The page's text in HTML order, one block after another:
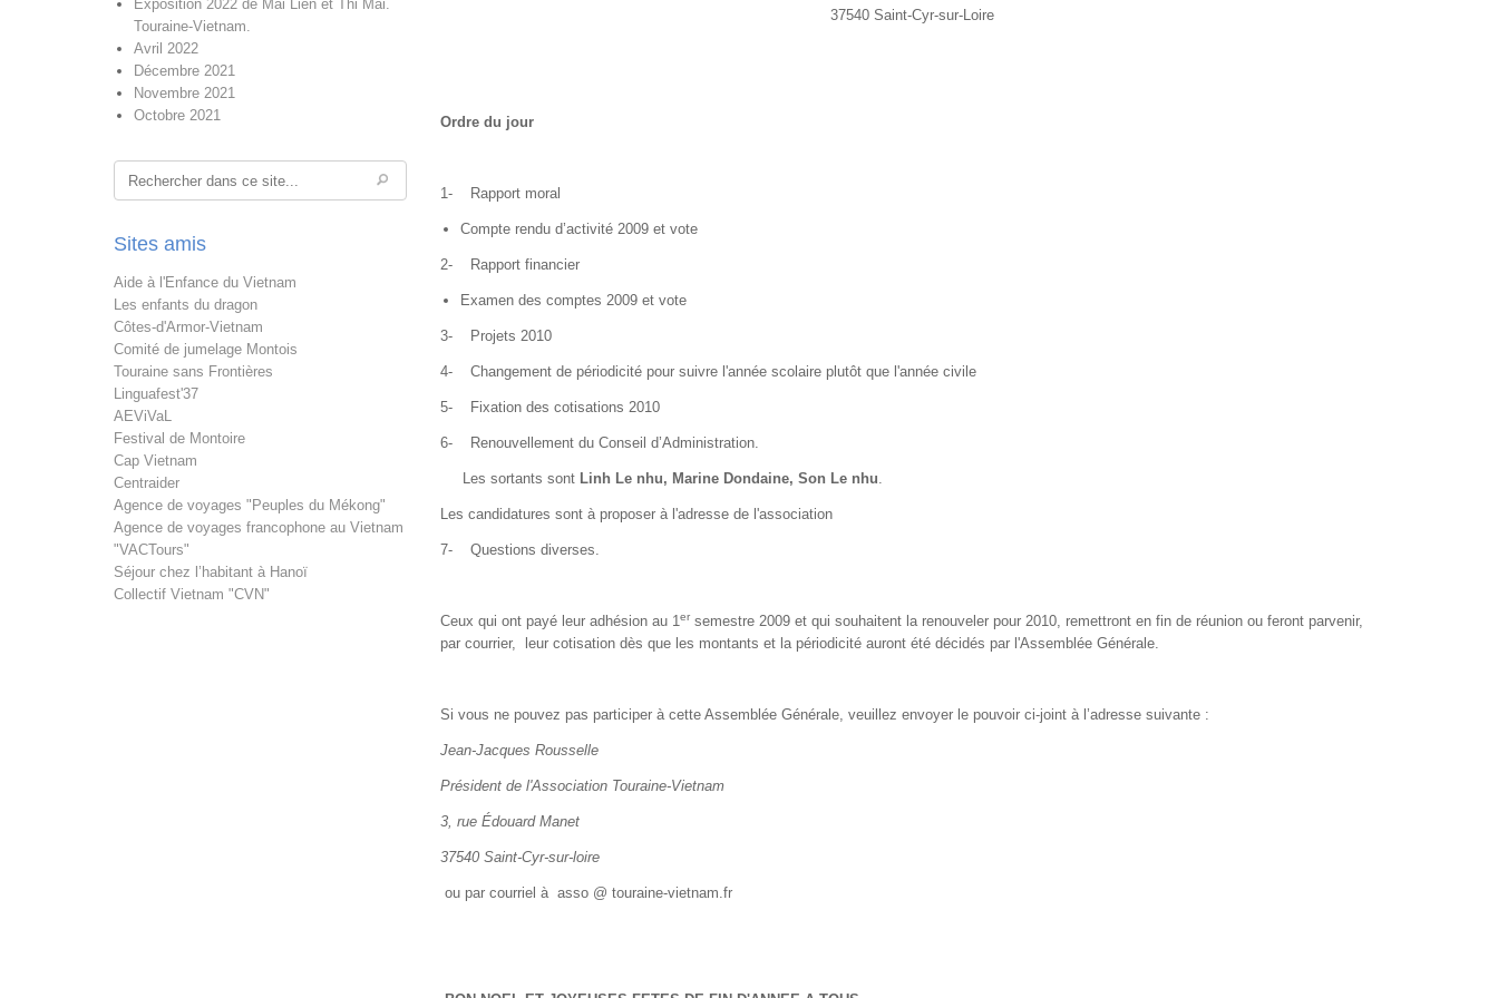
Exposition 2022 de Mai Lien et Thi Mai.
Touraine-Vietnam.
Avril 2022
Décembre 2021
Novembre 2021
Octobre 2021
Rechercher
Sites amis
Aide à l'Enfance du Vietnam
Les enfants du dragon
Côtes-d'Armor-Vietnam
Comité de jumelage Montois
Touraine sans Frontières
Linguafest'37
AEViVaL
Festival de Montoire
Cap Vietnam
Centraider
Agence de voyages "Peuples du Mékong"
Agence de voyages francophone au Vietnam
"VACTours"
Séjour chez l’habitant à Hanoï
Collectif Vietnam "CVN"
37540 Saint-Cyr-sur-Loire
Ordre du jour
1- Rapport moral
Compte rendu d’activité 2009 et vote
2- Rapport financier
Examen des comptes 2009 et vote
3- Projets 2010
4- Changement de périodicité pour suivre l'année scolaire plutôt que l'année civile
5- Fixation des cotisations 2010
6- Renouvellement du Conseil d’Administration.
Les sortants sont Linh Le nhu, Marine Dondaine, Son Le nhu
Les candidatures sont à proposer à l'adresse de l'association
7- Questions diverses.
Ceux qui ont payé leur adhésion au 1ersemestre 2009 et qui souhaitent la renouveler pour 2010, remettront en fin de réunion ou feront parvenir,
par courrier, leur cotisation dès que les montants et la périodicité auront été décidés par l'Assemblée Générale.
Si vous ne pouvez pas participer à cette Assemblée Générale, veuillez envoyer le pouvoir ci-joint à l’adresse suivante :
Jean-Jacques Rousselle
Président de l'Association Touraine-Vietnam
3, rue Édouard Manet
37540 Saint-Cyr-sur-loire
ou par courriel à asso @ touraine-vietnam.fr